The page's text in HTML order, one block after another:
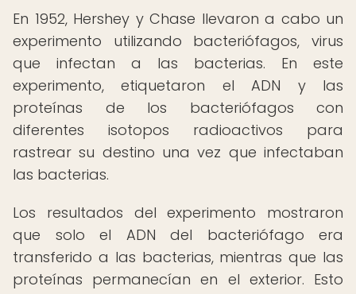
En 1952, Hershey y Chase llevaron a cabo un
experimento utilizando bacteriófagos, virus
que infectan a las bacterias. En este
experimento, etiquetaron el ADN y las
proteínas de los bacteriófagos con
diferentes isotopos radioactivos para
rastrear su destino una vez que infectaban
las bacterias.
Los resultados del experimento mostraron
que solo el ADN del bacteriófago era
transferido a las bacterias, mientras que las
proteínas permanecían en el exterior. Esto